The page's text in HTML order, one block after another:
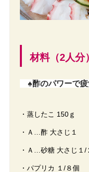
材料（2人分）
♠酢のパワーで
・蒸したこ 150ｇ
・Ａ…酢 大さじ１
・Ａ…砂糖 大さじ１/
・パプリカ １/８個